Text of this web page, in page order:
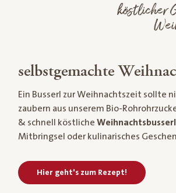
köstlicher
selbstgemachte
Ein Busserl zur Weihnachtszeit sollte
zaubern aus unserem Bio-
& schnell köstliche Weihnachtsbusserl
Mitbringsel oder kulinarisches
Hier geht's zum Rezept!